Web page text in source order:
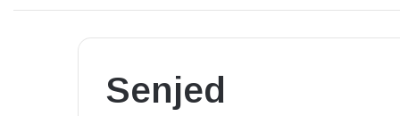
Senjed